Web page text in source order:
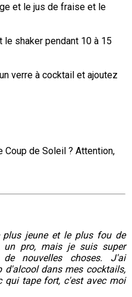
et le jus de fraise et le
shaker pendant 10 à 15
verre à cocktail et ajoutez
de Soleil ? Attention,
jeune et le plus fou de
un pro, mais je suis super
nouvelles choses. J'ai
d'alcool dans mes cocktails,
qui tape fort, c'est avec moi